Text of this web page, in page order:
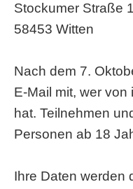
Stockumer Straße
58453 Witten
Nach dem 7.
E-Mail mit, wer
hat. Teilnehmen
Personen ab 18
Ihre Daten werden